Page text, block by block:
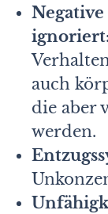
auch
die aber
werden.